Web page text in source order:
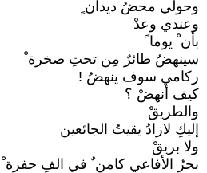
وحولي محضُ ديدان ٍ
وعندي وعدْ
بأن ْ يوما ً
سينهضُ طائرٌ مِن تحتِ صخرة ْ
ركامي سوف ينهضُ !
كيف أنهضْ ؟
والطريقْ
إليكِ لازادُ يقيتُ الجائعين
ولا بريقْ
بحرُ الأفاعي كامن ٌ في الفِ حفرة ْ